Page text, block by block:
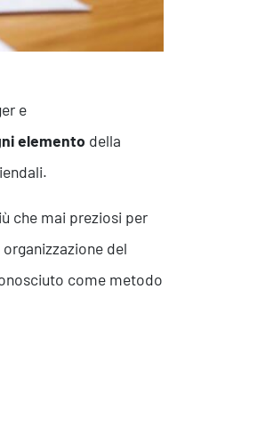
e
elemento della
che mai preziosi per
del
come metodo